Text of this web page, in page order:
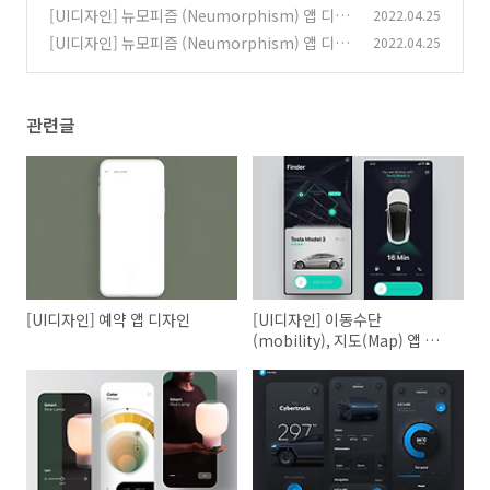
[UI디자인] 뉴모피즘 (Neumorphism) 앱 디자
인 - Dark
(0)
2022.04.25
[UI디자인] 뉴모피즘 (Neumorphism) 앱 디자
2022.04.25
관련글
[UI디자인] 예약 앱 디자인
[UI디자인] 이동수단
(mobility), 지도(Map) 앱 디자